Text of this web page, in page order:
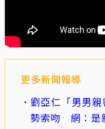
更多新聞報導
劉亞仁「男男
勢索吻 網：是